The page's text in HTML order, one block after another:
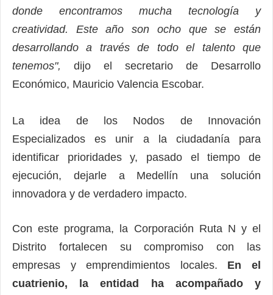
donde encontramos mucha tecnología y
creatividad. Este año son ocho que se están
desarrollando a través de todo el talento que
tenemos", dijo el secretario de Desarrollo
Económico, Mauricio Valencia Escobar.
La idea de los Nodos de Innovación
Especializados es unir a la ciudadanía para
identificar prioridades y, pasado el tiempo de
ejecución, dejarle a Medellín una solución
innovadora y de verdadero impacto.
Con este programa, la Corporación Ruta N y el
Distrito fortalecen su compromiso con las
empresas y emprendimientos locales. En el
cuatrienio, la entidad ha acompañado y